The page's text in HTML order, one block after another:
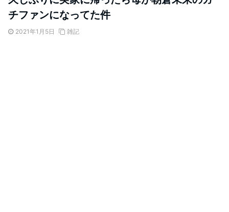
チファンになってた件
2021年1月5日 雑記